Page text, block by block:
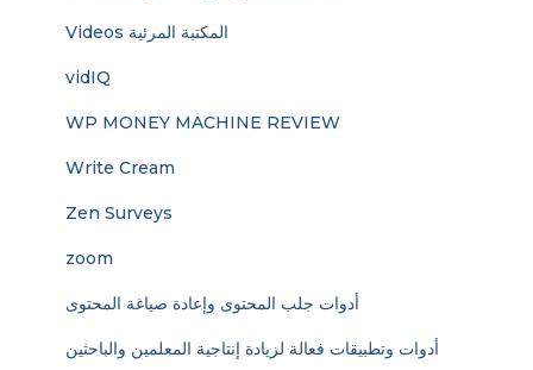
Videos المكتبة المرئية
vidIQ
WP MONEY MACHINE REVIEW
Write Cream
Zen Surveys
zoom
أدوات جلب المحتوى وإعادة صياغة المحتوى
أدوات وتطبيقات فعالة لزيادة إنتاجية المعلمين والباحثين